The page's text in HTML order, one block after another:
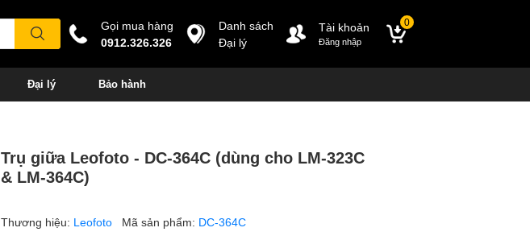
Gọi mua hàng
0912.326.326
Danh sách
Đại lý
Tài khoản
Đăng nhập
0
Đại lý Bảo hành
Trụ giữa Leofoto - DC-364C (dùng cho LM-323C
& LM-364C)
Thương hiệu: Leofoto Mã sản phẩm: DC-364C